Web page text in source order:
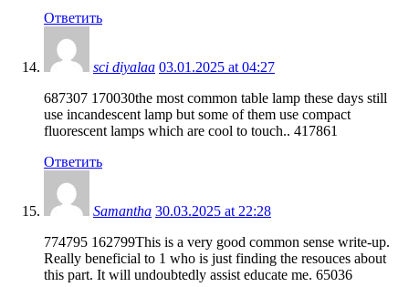
Ответить
sci diyalaa 03.01.2025 at 04:27
687307 170030the most common table lamp these days still
use incandescent lamp but some of them use compact
fluorescent lamps which are cool to touch.. 417861
Ответить
Samantha 30.03.2025 at 22:28
774795 162799This is a very good common sense write-up.
Really beneficial to 1 who is just finding the resouces about
this part. It will undoubtedly assist educate me. 65036